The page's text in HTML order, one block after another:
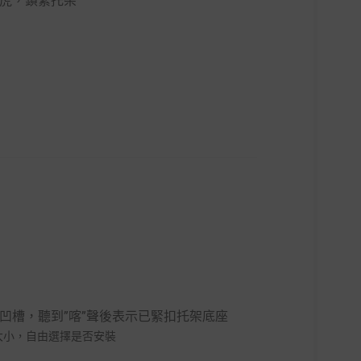
槽，聽到”喀”聲後表示已緊扣托架底座
，自由選擇是否安裝